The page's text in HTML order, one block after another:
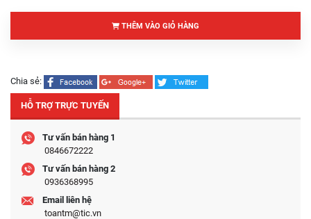
THÊM VÀO GIỎ HÀNG
Chia sẻ:
HỖ TRỢ TRỰC TUYẾN
Tư vấn bán hàng 1
0846672222
Tư vấn bán hàng 2
0936368995
Email liên hệ
toantm@tic.vn